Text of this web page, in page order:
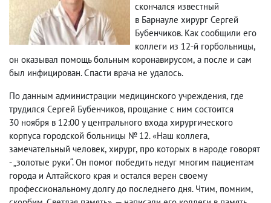
скончался известный
в Барнауле хирург Сергей ​
Бубенчиков. Как сообщили его
коллеги из 12-й горбольницы,
он оказывал помощь больным коронавирусом, а после и сам
был инфицирован. Спасти врача не удалось.​
По данным администрации медицинского учреждения, где
трудился Сергей Бубенчиков, прощание с ним состоится
30 ноября в 12:00 у центрального​ входа​ хирургического
корпуса городской​ больницы​ № 12. «Наш коллега,
замечательный человек, хирург, про которых в народе говорят
-​ „золотые руки“. Он помог победить недуг многим пациентам
города и Алтайского края и остался верен своему
профессиональному долгу до последнего дня. Чтим, помним,